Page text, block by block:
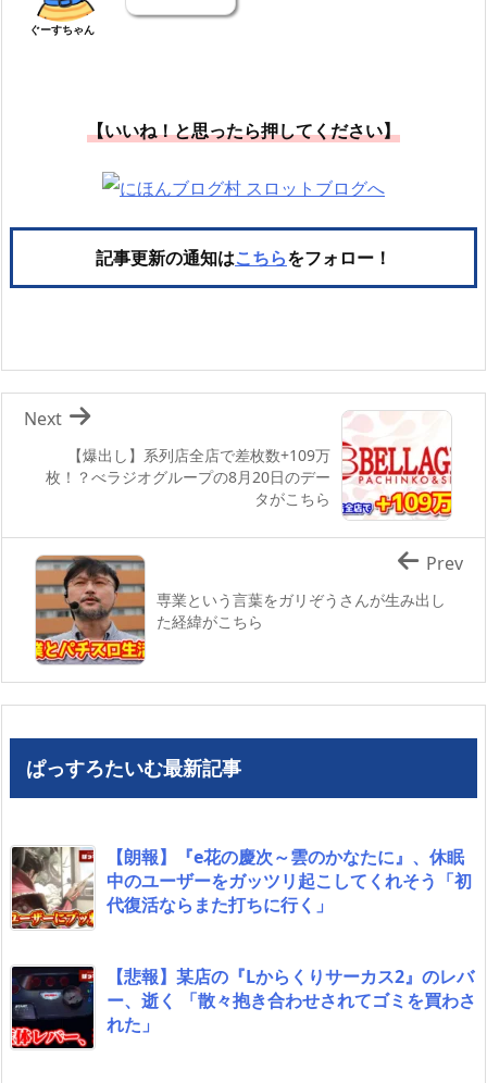
ぐーすちゃん
【いいね！と思ったら押してください】
記事更新の通知はこちらをフォロー！
【爆出し】系列店全店で差枚数+109万
枚！？べラジオグループの8月20日のデー
タがこちら
Next
専業という言葉をガリぞうさんが生み出し
た経緯がこちら
Prev
ぱっすろたいむ最新記事
【朗報】『e花の慶次～雲のかなたに』、休眠
中のユーザーをガッツリ起こしてくれそう「初
代復活ならまた打ちに行く」
【悲報】某店の『Lからくりサーカス2』のレバ
ー、逝く 「散々抱き合わせされてゴミを買わさ
れた」